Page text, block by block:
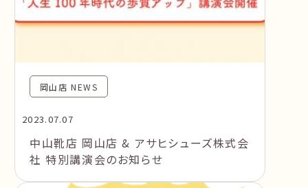
岡山店 NEWS
2023.07.07
中山靴店 岡山店 & アサヒシューズ株式会
社 特別講演会のお知らせ